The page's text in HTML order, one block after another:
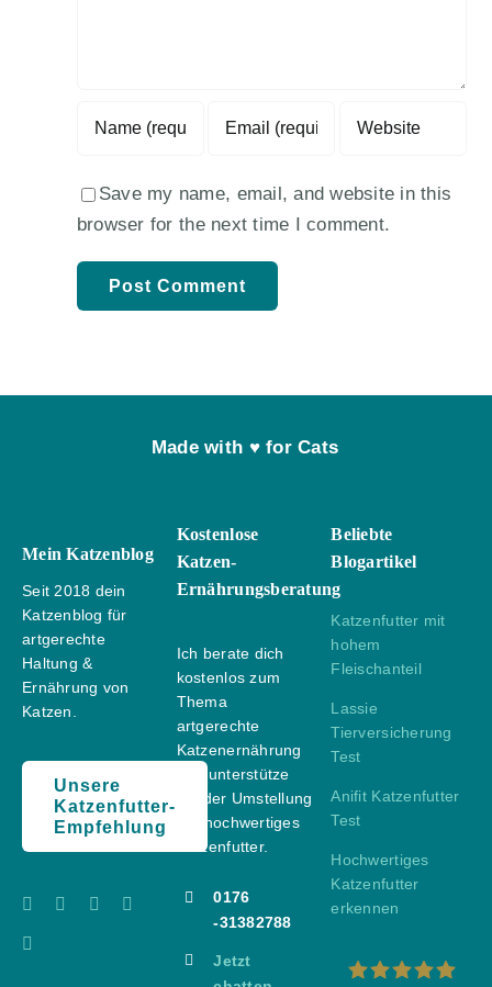
Save my name, email, and website in this
browser for the next time I comment.
Made with ♥for Cats
Mein Katzenblog
Seit 2018 dein
Katzenblog für
artgerechte
Haltung &
Ernährung von
Katzen.
Unsere
Katzenfutter-
Empfehlung
Kostenlose
Katzen-
Ernährungsberatung
Ich berate dich
kostenlos zum
Thema
artgerechte
Katzenernährung
und unterstütze
bei der Umstellung
auf hochwertiges
Katzenfutter.
0176
-31382788
Jetzt
Beliebte
Blogartikel
Katzenfutter mit
hohem
Fleischanteil
Lassie
Tierversicherung
Test
Anifit Katzenfutter
Test
Hochwertiges
Katzenfutter
erkennen